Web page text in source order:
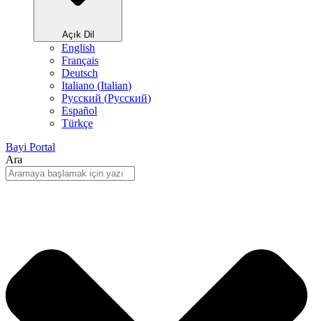
Açık Dil
English
Français
Deutsch
Italiano (Italian)
Русский (Pусский)
Español
Türkçe
Bayi Portal
Ara